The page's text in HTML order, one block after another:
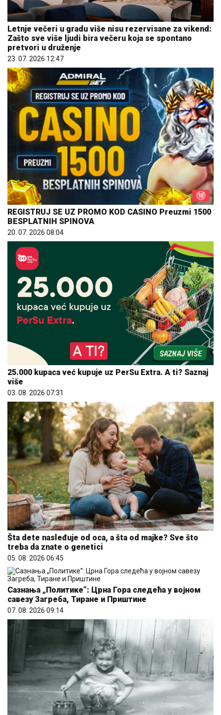
Letnje večeri u gradu više nisu rezervisane za vikend:
Zašto sve više ljudi bira večeru koja se spontano
pretvori u druženje
23. 07. 2026 12:47
REGISTRUJ SE UZ PROMO KOD CASINO Preuzmi 1500
BESPLATNIH SPINOVA
20. 07. 2026 08:04
25.000 kupaca već kupuje uz PerSu Extra. A ti? Saznaj
više
03. 08. 2026 07:31
Šta dete nasleđuje od oca, a šta od majke? Sve što
treba da znate o genetici
05. 08. 2026 06:45
Сазнања „Политике”: Црна Гора следећа у војном
савезу Загреба, Тиране и Приштине
07. 08. 2026 09:14